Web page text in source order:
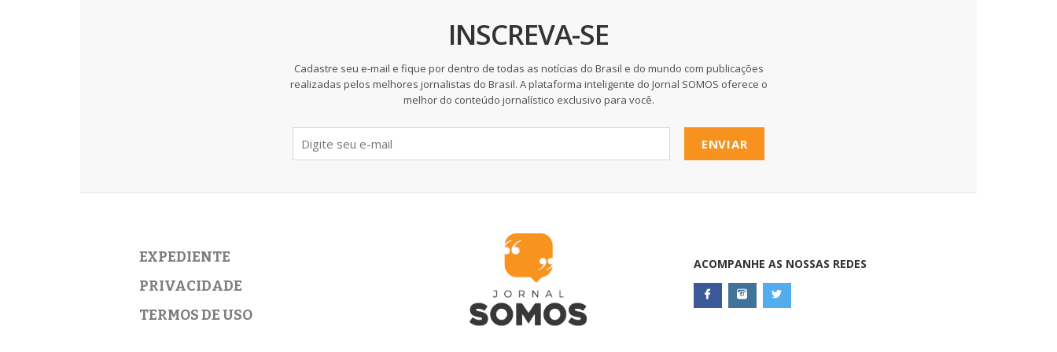
INSCREVA-SE
Cadastre seu e-mail e fique por dentro de todas as notícias do Brasil e do mundo com publicações
realizadas pelos melhores jornalistas do Brasil. A plataforma inteligente do Jornal SOMOS oferece o
melhor do conteúdo jornalístico exclusivo para você.
ENVIAR
EXPEDIENTE
PRIVACIDADE
TERMOS DE USO
ACOMPANHE AS NOSSAS REDES